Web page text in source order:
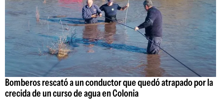
Bomberos rescató a un conductor que quedó atrapado por la
crecida de un curso de agua en Colonia